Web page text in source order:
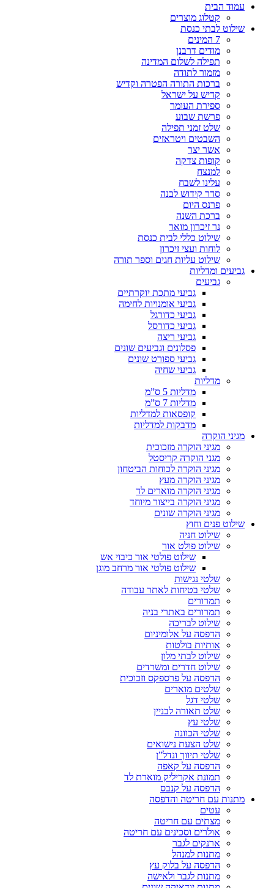
עמוד הבית
קטלוג מוצרים
שילוט לבתי כנסת
7 המינים
מודים דרבנן
תפילה לשלום המדינה
מזמור לתודה
ברכות התורה הפטרה וקדיש
קדיש על ישראל
ספירת העומר
פרשת שבוע
שלט זמני תפילה
השבטים ויטראזים
אשר יצר
קופות צדקה
למנצח
עלינו לשבח
סדר קידוש לבנה
פרנס היום
ברכת השנה
נר זיכרון מואר
שילוט כללי לבית כנסת
לוחות ועצי זיכרון
שילוט עליות חגים וספר תורה
גביעים ומדליות
גביעים
גביעי מתכת יוקרתיים
גביעי אומנויות לחימה
גביעי כדורגל
גביעי כדורסל
גביעי ריצה
פסלונים וגביעים שונים
גביעי ספורט שונים
גביעי שחיה
מדליות
מדליות 5 ס”מ
מדליות 7 ס”מ
קופסאות למדליות
מדבקות למדליות
מגיני הוקרה
מגיני הוקרה מזכוכית
מגני הוקרה קריסטל
מגיני הוקרה לכוחות הביטחון
מגיני הוקרה מעץ
מגיני הוקרה מוארים לד
מגיני הוקרה בייצור מיוחד
מגיני הוקרה שונים
שילוט פנים וחוץ
שילוט חניה
שילוט פולט אור
שילוט פולטי אור כיבוי אש
שילוט פולטי אור מרחב מוגן
שלטי נגישות
שלטי בטיחות לאתר עבודה
תמרורים
תמרורים באתרי בניה
שילוט לבריכה
הדפסה על אלומיניום
אותיות בולטות
שילוט לבתי מלון
שילוט חדרים ומשרדים
הדפסה על פרספקס וזכוכית
שלטים מוארים
שלטי דגל
שלט תאורה לבניין
שלטי עץ
שלטי הכוונה
שלט הצעת נישואים
שלטי תיווך ונדל”ן
הדפסה על קאפה
תמונת אקריליק מוארת לד
הדפסה על קנבס
מתנות עם חריטה והדפסה
עטים
מצתים עם חריטה
אולרים וסכינים עם חריטה
ארנקים לגבר
מתנות למנהל
הדפסה על בלוק עץ
מתנות לגבר ולאישה